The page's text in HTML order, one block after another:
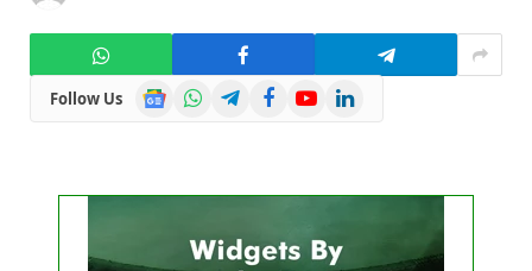
Follow Us
GoogleWhatsAppTelegramFacebookYouTubeLinkedIn
FIXTURE